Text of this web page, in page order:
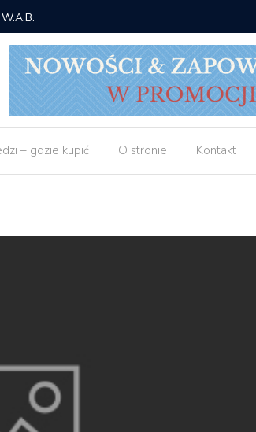
– gdzie kupić O stronie Kontakt